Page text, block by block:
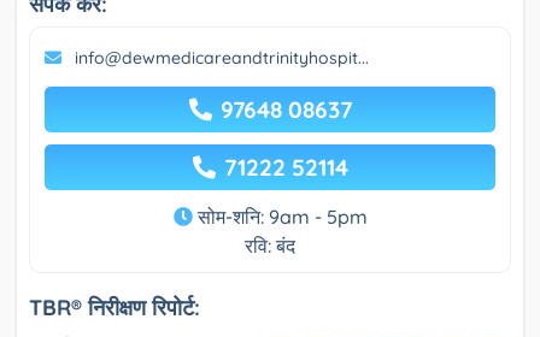
info@dewmedicareandtrinityhospit...
97648 08637
71222 52114
सोम-शनि: 9am - 5pm
रवि: बंद
TBR® निरीक्षण रिपोर्ट: